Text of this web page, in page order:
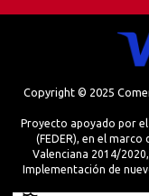
Copyright © 2025
Proyecto apoyado por
(FEDER), en el
Valenciana 2014/
Implementación de